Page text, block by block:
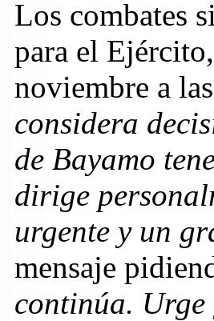
Los combates
para el
noviembre a
considera
de Bayamo
dirige
urgente y un
mensaje
continúa. Urge